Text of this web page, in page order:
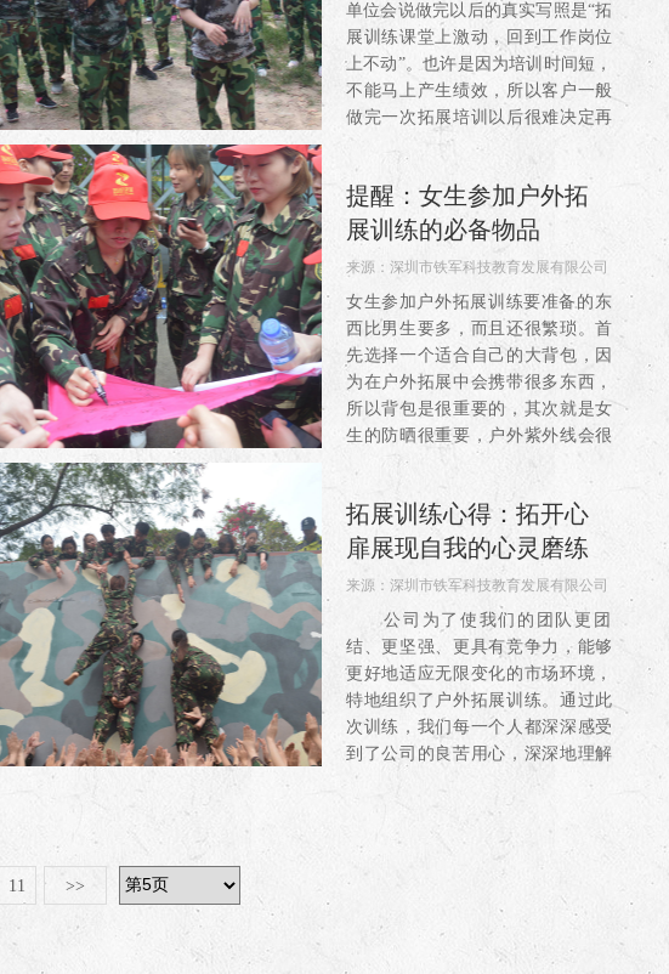
单位会说做完以后的真实写照是“拓
展训练课堂上激动，回到工作岗位
上不动”。也许是因为培训时间短，
不能马上产生绩效，所以客户一般
做完一次拓展培训以后很难决定再
继续做。而不做拓展培训让企业又
觉得对...
提醒：女生参加户外拓
展训练的必备物品
来源： 深圳市铁军科技教育发展有限公司
阅读：4232
女生参加户外拓展训练要准备的东
西比男生要多，而且还很繁琐。首
先选择一个适合自己的大背包，因
为在户外拓展中会携带很多东西，
所以背包是很重要的，其次就是女
生的防晒很重要，户外紫外线会很
强为了防止晒伤防晒霜是必备物
品，最后就是带一双备用的鞋子因
为...
拓展训练心得：拓开心
扉展现自我的心灵磨练
来源： 深圳市铁军科技教育发展有限公司
阅读：4304
公司为了使我们的团队更团
结、更坚强、更具有竞争力，能够
更好地适应无限变化的市场环境，
特地组织了户外拓展训练。通过此
次训练，我们每一个人都深深感受
到了公司的良苦用心，深深地理解
到成功者是要付出怎样的努力方可
站在至高点上，那胜利的喜悦是无
11 >>